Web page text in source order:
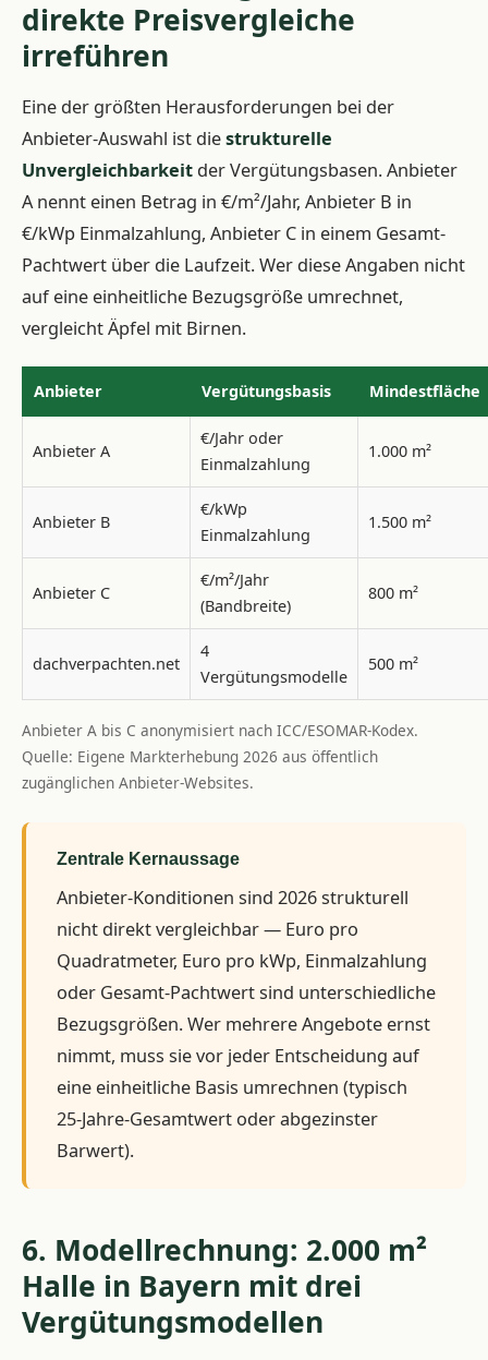
direkte Preisvergleiche
irreführen
Eine der größten Herausforderungen bei der
Anbieter-Auswahl ist diestrukturelle
Unvergleichbarkeit der Vergütungsbasen. Anbieter
A nennt einen Betrag in €/m²/Jahr, Anbieter B in
€/kWp Einmalzahlung, Anbieter C in einem Gesamt-
Pachtwert über die Laufzeit. Wer diese Angaben nicht
auf eine einheitliche Bezugsgröße umrechnet,
vergleicht Äpfel mit Birnen.
Anbieter Vergütungsbasis Mindestfläche
Anbieter A
€/Jahr oder
Einmalzahlung
1.000 m²
Anbieter B
€/kWp
Einmalzahlung
1.500 m²
Anbieter C
€/m²/Jahr
(Bandbreite)
800 m²
dachverpachten.net
4
Vergütungsmodelle
500 m²
Anbieter A bis C anonymisiert nach ICC/ESOMAR-Kodex.
Quelle: Eigene Markterhebung 2026 aus öffentlich
zugänglichen Anbieter-Websites.
Zentrale Kernaussage
Anbieter-Konditionen sind 2026 strukturell
nicht direkt vergleichbar — Euro pro
Quadratmeter, Euro pro kWp, Einmalzahlung
oder Gesamt-Pachtwert sind unterschiedliche
Bezugsgrößen. Wer mehrere Angebote ernst
nimmt, muss sie vor jeder Entscheidung auf
eine einheitliche Basis umrechnen (typisch
25-Jahre-Gesamtwert oder abgezinster
Barwert).
6. Modellrechnung: 2.000 m²
Halle in Bayern mit drei
Vergütungsmodellen